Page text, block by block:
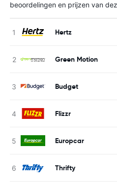
beoordelingen en prijzen van
Hertz
Green Motion
Budget
Flizzr
Europcar
Thrifty